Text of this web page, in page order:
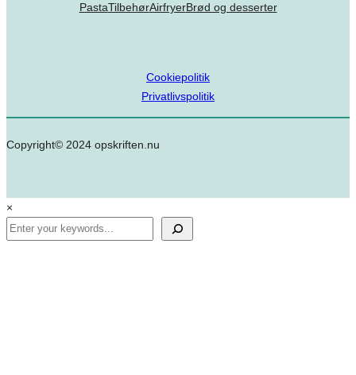
PastaTilbehørAirfryerBrød og desserter
Cookiepolitik
Privatlivspolitik
Copyright© 2024 opskriften.nu
×
Search